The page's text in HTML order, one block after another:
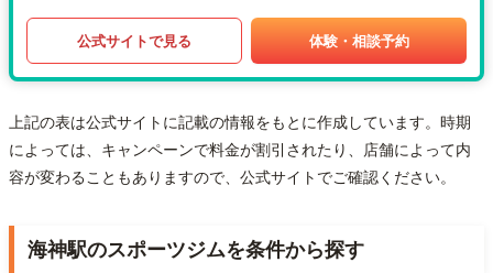
公式サイトで見る 体験・相談予約
上記の表は公式サイトに記載の情報をもとに作成しています。時期
によっては、キャンペーンで料金が割引されたり、店舗によって内
容が変わることもありますので、公式サイトでご確認ください。
海神駅のスポーツジムを条件から探す